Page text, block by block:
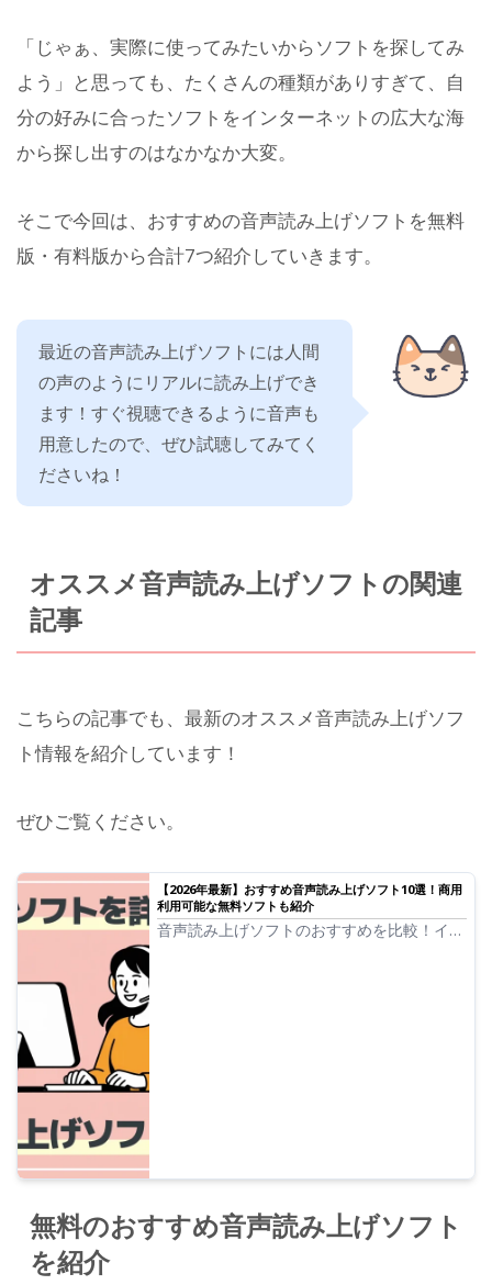
「じゃぁ、実際に使ってみたいからソフトを探してみ
よう」と思っても、たくさんの種類がありすぎて、自
分の好みに合ったソフトをインターネットの広大な海
から探し出すのはなかなか大変。
そこで今回は、おすすめの音声読み上げソフトを無料
版・有料版から合計7つ紹介していきます。
最近の音声読み上げソフトには人間
の声のようにリアルに読み上げでき
ます！すぐ視聴できるように音声も
用意したので、ぜひ試聴してみてく
ださいね！
オススメ音声読み上げソフトの関連
記事
こちらの記事でも、最新のオススメ音声読み上げソフ
ト情報を紹介しています！
ぜひご覧ください。
【2026年最新】おすすめ音声読み上げソフト10選！商用
利用可能な無料ソフトも紹介
音声読み上げソフトのおすすめを比較！イン
無料のおすすめ音声読み上げソフト
を紹介